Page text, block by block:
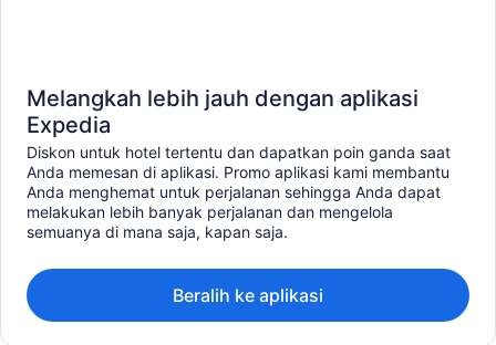
Melangkah lebih jauh dengan aplikasi
Expedia
Diskon untuk hotel tertentu dan dapatkan poin ganda saat
Anda memesan di aplikasi. Promo aplikasi kami membantu
Anda menghemat untuk perjalanan sehingga Anda dapat
melakukan lebih banyak perjalanan dan mengelola
semuanya di mana saja, kapan saja.
Beralih ke aplikasi